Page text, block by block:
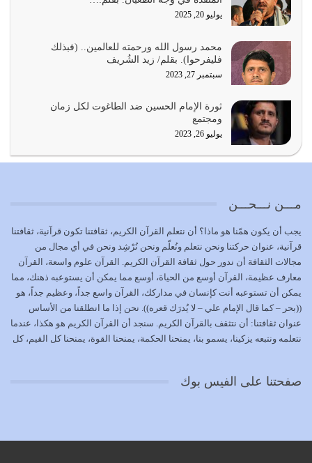
يوليو 21, 2026
كل زمان…
يوليو 19, 2026
تتحقق الحقوق للجميع
يوليو 18, 2026
بعض صفات المتقين {الصَّابِرِينَ وَالصَّادِقِينَ وَالْقَانِتِينَ
وبين الله يترتب عليه النصر…
يوليو 16, 2026
إما أن نحاول أن نكون من أولياء الله فيتم على أيدينا ضرب
أعدائه أو لا نكون فنُضرب من…
يوليو 15, 2026
عدم الاستفادة من الأحداث والمتغيرات يعرض الإنسان للمزالق
يوليو 20, 2025
محمد رسول الله ورحمته للعالمين.. (فبذلك
فليفرحوا). بقلم/ زيد الشُريف
سبتمبر 27, 2023
ثورة الإمام الحسين ضد الطاغوت لكل زمان
ومجتمع
يوليو 26, 2023
مـــن نـــحـــن
يجب أن يكون همّنا هو ماذا؟ أن نتعلم القرآن الكريم، ثقافتنا تكون قرآنية، ثقافتنا
قرآنية، عنوان حركتنا ونحن نتعلم ونُعلّم ونحن نُرْشِد ونحن في أي مجال من
مجالات الثقافة أن ندور حول ثقافة القرآن الكريم. القرآن علوم واسعة، القرآن
معارف عظيمة، القرآن أوسع من الحياة، أوسع مما يمكن أن يستوعبه ذهنك، مما
يمكن أن تستوعبه أنت كإنسان في مداركك، القرآن واسع جداً، وعظيم جداً، هو
((بحر – كما قال الإمام علي – لا يُدرَك قعره)). نحن إذا ما انطلقنا من الأساس
عنوان ثقافتنا: أن نتثقف بالقرآن الكريم. سنجد أن القرآن الكريم هو هكذا، عندما
نتعلمه ونتبعه يزكينا، يسمو بنا، يمنحنا الحكمة، يمنحنا القوة، يمنحنا كل القيم، كل
بمستوى أن نثقف الآخرين بالقرآن الكريم، وأن نتثقف بثقافة القرآن الكريم
صفحتنا على الفيس بوك